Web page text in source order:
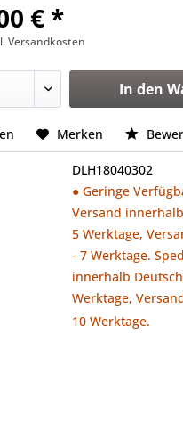
€ *
Versandkosten
In den
Merken
DLH18040302
● Geringe
Versand
5 Werktage,
- 7 Werktage.
innerhalb
Werktage,
10 Werktage.